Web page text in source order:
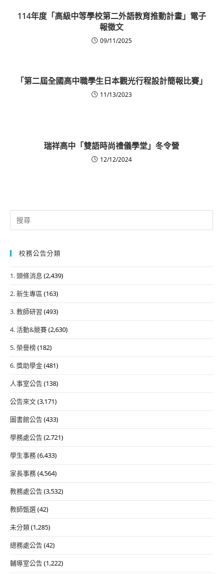
114年度「高級中等學校第二外語教育推動計畫」電子
報徵文
09/11/2025
「第二屆全國高中職學生日本觀光行程設計簡報比賽」
11/13/2023
瑞祥高中「雙語時尚禮儀學堂」冬令營
12/12/2024
Search
for:
校務公告分類
1. 頭條消息 (2,439)
2. 新生專區 (163)
3. 教師研習 (493)
4. 活動&競賽(2,630)
5. 榮譽榜(182)
6. 獎助學金(481)
人事室公告(138)
公告來文(3,171)
圖書館公告(433)
學務處公告(2,721)
學生事務(6,433)
家長事務(4,564)
教務處公告(3,532)
教師甄選(42)
未分類(1,285)
總務處公告(42)
輔導室公告(1,222)